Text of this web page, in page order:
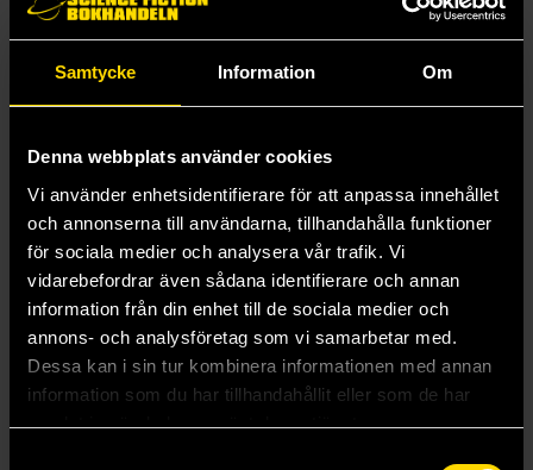
Samtycke Information Om
Denna webbplats använder cookies
Vi använder enhetsidentifierare för att anpassa innehållet
och annonserna till användarna, tillhandahålla funktioner
för sociala medier och analysera vår trafik. Vi
vidarebefordrar även sådana identifierare och annan
information från din enhet till de sociala medier och
annons- och analysföretag som vi samarbetar med.
Dessa kan i sin tur kombinera informationen med annan
information som du har tillhandahållit eller som de har
samlat in när du har använt deras tjänster.
Hirohiko Araki’s JoJo’s Bizarre Adventure is a beloved epic with
dedicated fans everywhere under the sun. The art book JoJo A-
Go!Go! collects exclusive illustrations and color pages as it
dances through Stardust Crusaders, Diamond Is Unbreakable,
and Golden Wind—and it even includes a peek at Stone Ocean!
Available for the first time as a standalone hardcover, this
package, a funky look at the all-star characters and good vibes
that made JoJo’s Bizarre Adventure a success!
Mer från Hirohiko Araki